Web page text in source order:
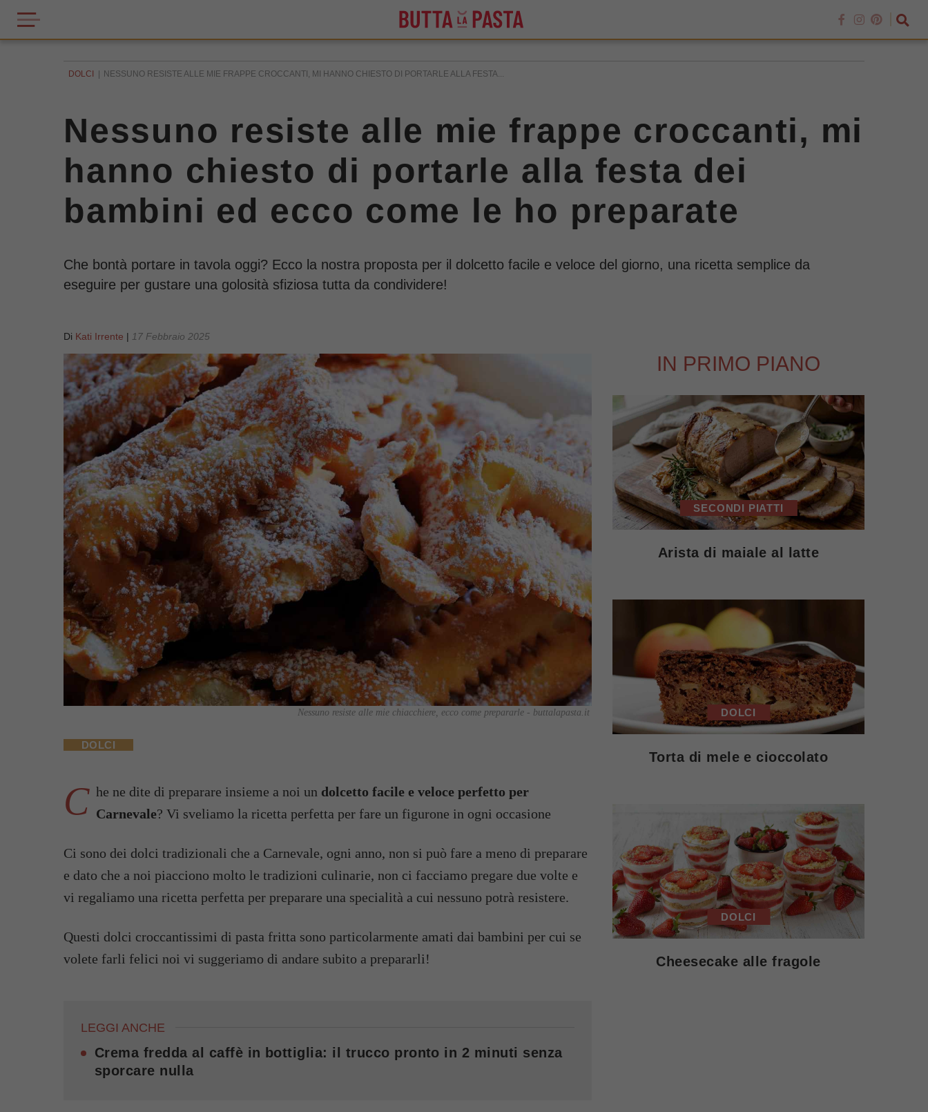
DOLCI NESSUNO RESISTE ALLE MIE FRAPPE CROCCANTI, MI HANNO CHIESTO DI PORTARLE ALLA FESTA...
Nessuno resiste alle mie frappe croccanti, mi
hanno chiesto di portarle alla festa dei
bambini ed ecco come le ho preparate
Che bontà portare in tavola oggi? Ecco la nostra proposta per il dolcetto facile e veloce del giorno, una ricetta semplice da
eseguire per gustare una golosità sfiziosa tutta da condividere!
Di Kati Irrente | 17 Febbraio 2025
Nessuno resiste alle mie chiacchiere, ecco come prepararle - buttalapasta.it
DOLCI
C he ne dite di preparare insieme a noi un dolcetto facile e veloce perfetto per
Carnevale? Vi sveliamo la ricetta perfetta per fare un figurone in ogni occasione
Ci sono dei dolci tradizionali che a Carnevale, ogni anno, non si può fare a meno di preparare
e dato che a noi piacciono molto le tradizioni culinarie, non ci facciamo pregare due volte e
vi regaliamo una ricetta perfetta per preparare una specialità a cui nessuno potrà resistere.
Questi dolci croccantissimi di pasta fritta sono particolarmente amati dai bambini per cui se
volete farli felici noi vi suggeriamo di andare subito a prepararli!
LEGGI ANCHE
Crema fredda al caffè in bottiglia: il trucco pronto in 2 minuti senza
sporcare nulla
IN PRIMO PIANO
SECONDI PIATTI
Arista di maiale al latte
DOLCI
Torta di mele e cioccolato
DOLCI
Cheesecake alle fragole